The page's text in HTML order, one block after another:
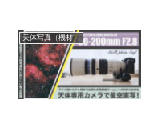
天体写真（機材）